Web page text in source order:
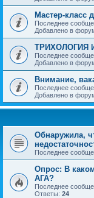
Мастер-класс
Последнее
Добавлено в
ТРИХОЛОГИЯ
Последнее
Добавлено в
Внимание,
Последнее
Добавлено в
Обнаружила,
Последнее
Опрос: В
АГА?
Последнее
Ответы: 24